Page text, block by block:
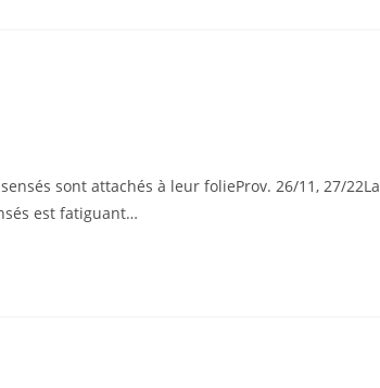
sont attachés à leur folieProv. 26/11, 27/22La
est fatiguant…